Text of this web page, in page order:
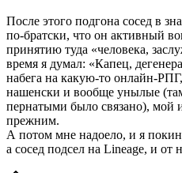
После этого подгона сосед в
по-братски, что он активный
принятию туда «человека,
время я думал: «Капец,
набега на какую-то онлайн-
нашенски и вообще унылые
пернатыми было связано), мой
прежним.
А потом мне надоело, и я
а сосед подсел на Lineage, и от